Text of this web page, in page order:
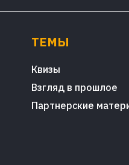
ТЕМЫ
Квизы
Взгляд в прошлое
Партнерские